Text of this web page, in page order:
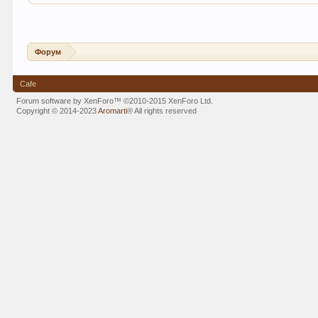
Форум
Cafe
Forum software by XenForo™©2010-2015 XenForo Ltd.
Copyright © 2014-2023Aromarti®All rights reserved